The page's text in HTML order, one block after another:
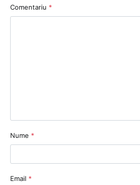
Comentariu *
Nume *
Email *